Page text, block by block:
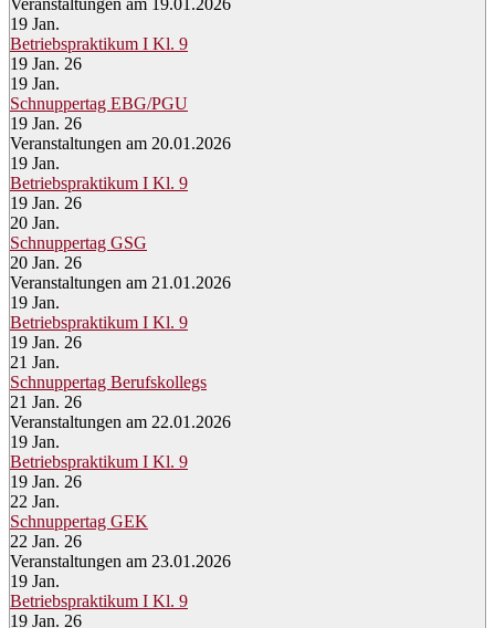
Veranstaltungen am 19.01.2026
19 Jan.
Betriebspraktikum I Kl. 9
19 Jan. 26
19 Jan.
Schnuppertag EBG/PGU
19 Jan. 26
Veranstaltungen am 20.01.2026
19 Jan.
Betriebspraktikum I Kl. 9
19 Jan. 26
20 Jan.
Schnuppertag GSG
20 Jan. 26
Veranstaltungen am 21.01.2026
19 Jan.
Betriebspraktikum I Kl. 9
19 Jan. 26
21 Jan.
Schnuppertag Berufskollegs
21 Jan. 26
Veranstaltungen am 22.01.2026
19 Jan.
Betriebspraktikum I Kl. 9
19 Jan. 26
22 Jan.
Schnuppertag GEK
22 Jan. 26
Veranstaltungen am 23.01.2026
19 Jan.
Betriebspraktikum I Kl. 9
19 Jan. 26